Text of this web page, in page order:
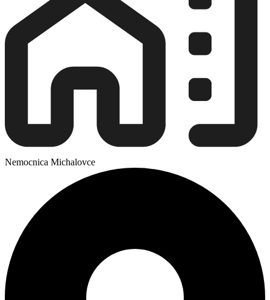
Nemocnica Michalovce